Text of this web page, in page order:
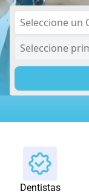
Dentistas